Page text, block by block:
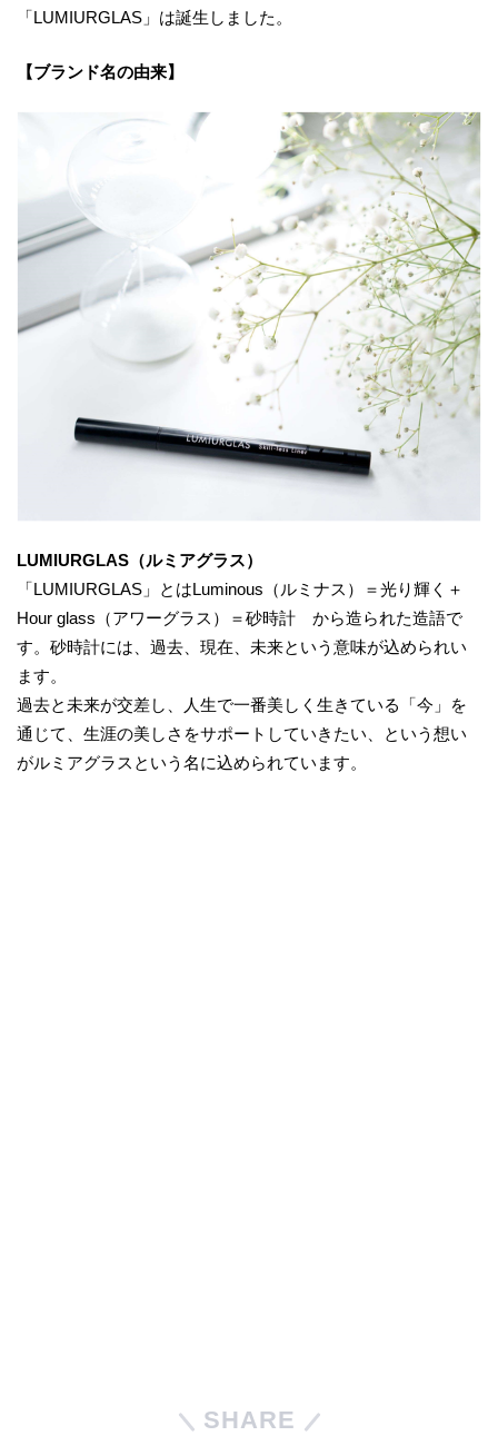
「LUMIURGLAS」は誕生しました。
【ブランド名の由来】
LUMIURGLAS（ルミアグラス）
「LUMIURGLAS」とはLuminous（ルミナス）＝光り輝く＋
Hour glass（アワーグラス）＝砂時計 から造られた造語で
す。砂時計には、過去、現在、未来という意味が込められい
ます。
過去と未来が交差し、人生で一番美しく生きている「今」を
通じて、生涯の美しさをサポートしていきたい、という想い
がルミアグラスという名に込められています。
SHARE